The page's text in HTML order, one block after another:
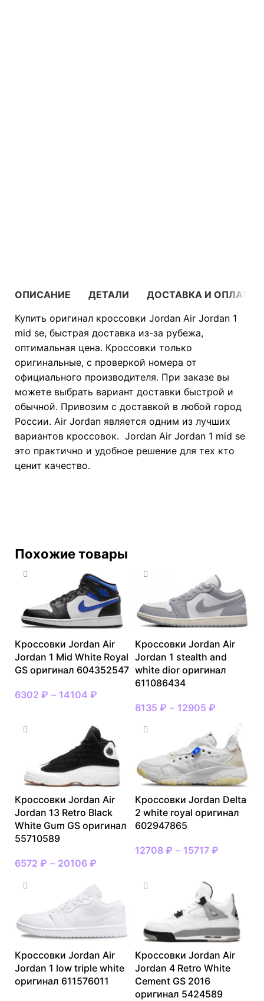
ОПИСАНИЕ ДЕТАЛИ
ДОСТАВКА И ОПЛАТА
Купить оригинал кроссовки Jordan Air Jordan 1
mid se, быстрая доставка из-за рубежа,
оптимальная цена. Кроссовки только
оригинальные, с проверкой номера от
официального производителя. При заказе вы
можете выбрать вариант доставки быстрой и
обычной. Привозим с доставкой в любой город
России. Air Jordan является одним из лучших
вариантов кроссовок. Jordan Air Jordan 1 mid se
это практично и удобное решение для тех кто
ценит качество.
Похожие товары
Кроссовки Jordan Air
Jordan 1 Mid White Royal
GS оригинал 604352547
6302 ₽ – 14104 ₽
Кроссовки Jordan Air
Jordan 1 stealth and
white dior оригинал
611086434
8135 ₽ – 12905 ₽
Кроссовки Jordan Air
Jordan 13 Retro Black
White Gum GS оригинал
55710589
6572 ₽ – 20106 ₽
Кроссовки Jordan Delta
2 white royal оригинал
602947865
12708 ₽ – 15717 ₽
Кроссовки Jordan Air
Jordan 1 low triple white
оригинал 611576011
Кроссовки Jordan Air
Jordan 4 Retro White
Cement GS 2016
оригинал 5424589